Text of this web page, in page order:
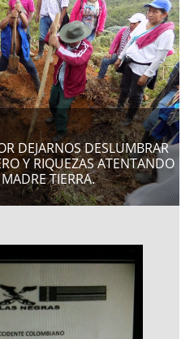
DEJARNOS DESLUMBRAR
Y RIQUEZAS ATENTANDO
TIERRA.